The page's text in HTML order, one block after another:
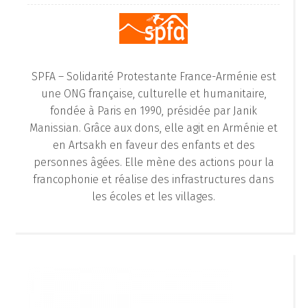
SPFA – Solidarité Protestante France-Arménie est
une ONG française, culturelle et humanitaire,
fondée à Paris en 1990, présidée par Janik
Manissian. Grâce aux dons, elle agit en Arménie et
en Artsakh en faveur des enfants et des
personnes âgées. Elle mène des actions pour la
francophonie et réalise des infrastructures dans
les écoles et les villages.